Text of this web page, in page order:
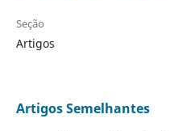
Seção
Artigos
Artigos Semelhantes